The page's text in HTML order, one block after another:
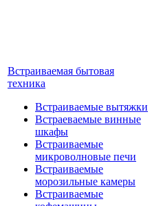
Встраиваемая бытовая
техника
Встраиваемые вытяжки
Встраеваемые винные
шкафы
Встраиваемые
микроволновые печи
Встраиваемые
морозильные камеры
Встраиваемые